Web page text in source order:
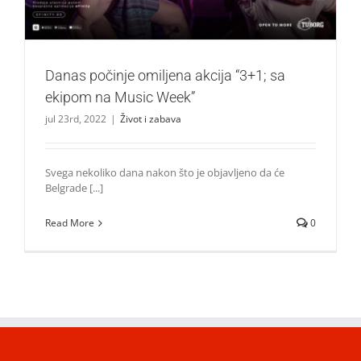
Danas počinje omiljena akcija “3+1; sa
ekipom na Music Week”
jul 23rd, 2022 | Život i zabava
Svega nekoliko dana nakon što je objavljeno da će
Belgrade [...]
Read More 0